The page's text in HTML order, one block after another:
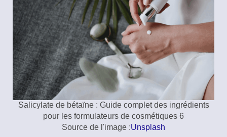
Salicylate de bétaïne : Guide complet des ingrédients
pour les formulateurs de cosmétiques 6
Source de l'image :Unsplash